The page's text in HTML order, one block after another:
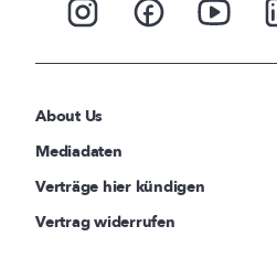
About Us
Mediadaten
Verträge hier kündigen
Vertrag widerrufen